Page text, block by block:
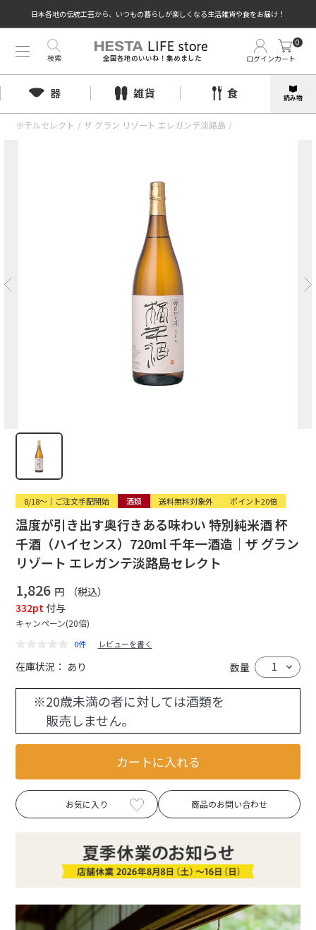
日本各地の伝統工芸から、いつもの暮らしが楽しくなる生活雑貨や食をお届け！
全国各地のいいね！集めました ログインカート
0
検索
器 雑貨 食 読み物
ホテルセレクト / ザ グラン リゾート エレガンテ淡路島 /
8/18〜｜ご注文手配開始 酒類 送料無料対象外 ポイント20倍
温度が引き出す奥行きある味わい 特別純米酒 杯
千酒（ハイセンス）720ml 千年一酒造｜ザ グラン
リゾート エレガンテ淡路島セレクト
1,826 円
（税込）
332pt 付与
キャンペーン(20倍)
0件 レビューを書く
在庫状況： あり 数量
※20歳未満の者に対しては酒類を
販売しません。
カートに入れる
お気に入り 商品のお問い合わせ